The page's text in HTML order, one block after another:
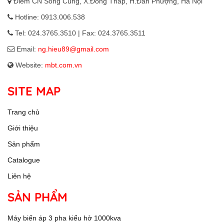
Hotline: 0913.006.538
Tel: 024.3765.3510 | Fax: 024.3765.3511
Email: ng.hieu89@gmail.com
Website: mbt.com.vn
SITE MAP
Trang chủ
Giới thiệu
Sản phẩm
Catalogue
Liên hệ
SẢN PHẨM
Máy biến áp 3 pha kiểu hở 1000kva